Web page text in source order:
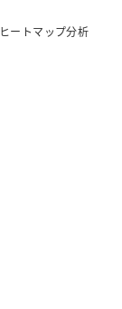
ートマップ分析